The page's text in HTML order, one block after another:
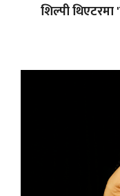
शिल्पी